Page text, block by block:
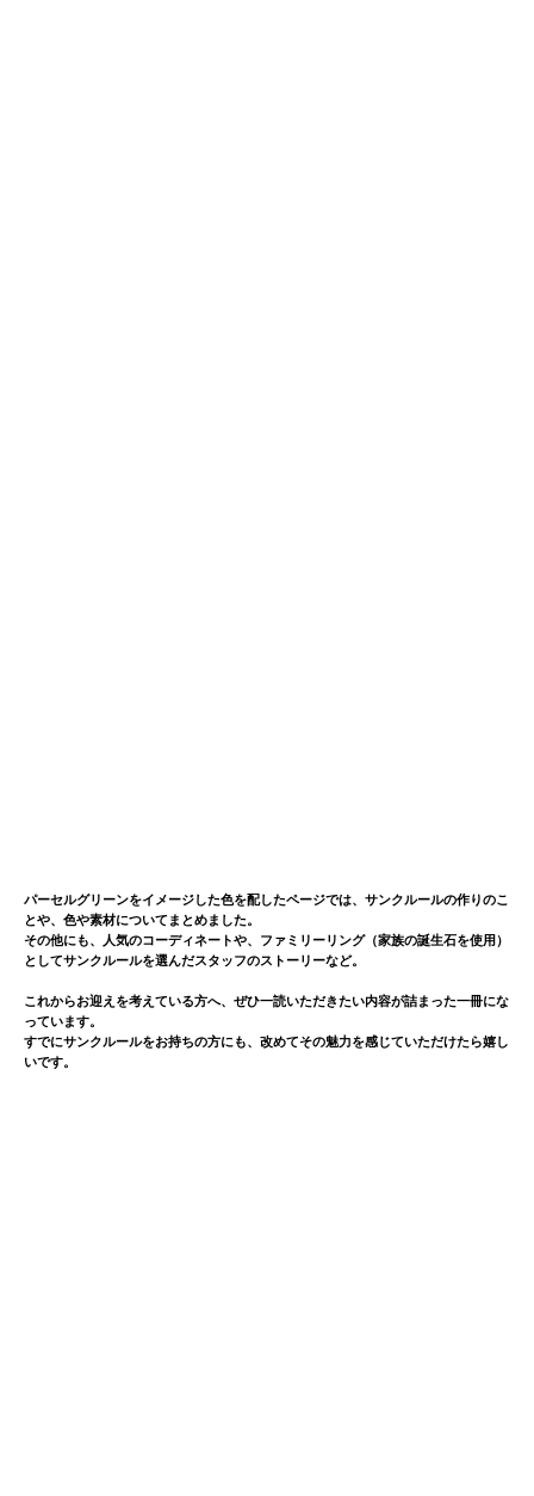
パーセルグリーンをイメージした色を配したページでは、サンクルールの作りのこ
とや、色や素材についてまとめました。
その他にも、人気のコーディネートや、ファミリーリング（家族の誕生石を使用）
としてサンクルールを選んだスタッフのストーリーなど。
これからお迎えを考えている方へ、ぜひ一読いただきたい内容が詰まった一冊にな
っています。
すでにサンクルールをお持ちの方にも、改めてその魅力を感じていただけたら嬉し
いです。